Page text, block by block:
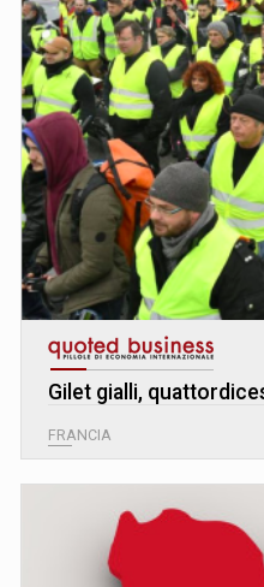
Gilet gialli,
FRANCIA